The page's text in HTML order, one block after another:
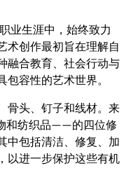
业生涯中，始终致力
术创作最初旨在理解自
融合教育、社会行动与
包容性的艺术世界。
骨头、钉子和线材。来
和纺织品——的四位修
中包括清洁、修复、加
以进一步保护这些有机